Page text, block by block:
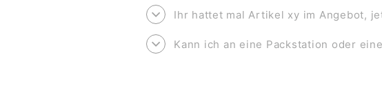
Ihr hattet mal Artikel xy im Angebot,
Kann ich an eine Packstation oder